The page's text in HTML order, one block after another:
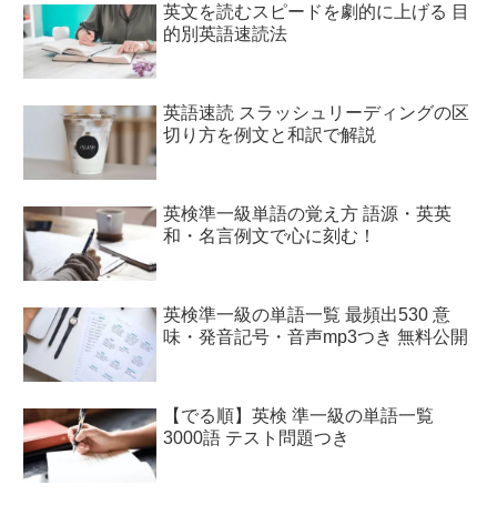
英文を読むスピードを劇的に上げる 目
的別英語速読法
英語速読 スラッシュリーディングの区
切り方を例文と和訳で解説
英検準一級単語の覚え方 語源・英英
和・名言例文で心に刻む！
英検準一級の単語一覧 最頻出530 意
味・発音記号・音声mp3つき 無料公開
【でる順】英検 準一級の単語一覧
3000語 テスト問題つき